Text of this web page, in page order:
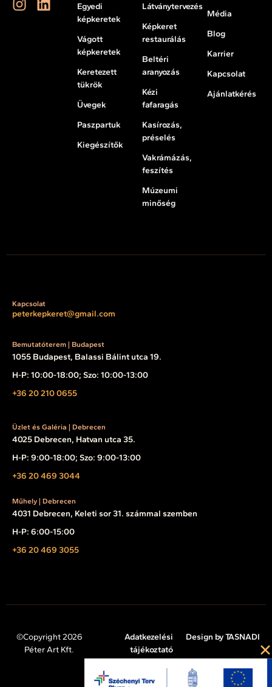
Egyedi
képkeretek
Vágott
képkeretek
Keretezett
tükrök
Üvegek
Paszpartuk
Kiegészítők
Látványtervezés
Képkeret
restaurálás
Beltéri
aranyozás
Kézi
fafaragás
Kasírozás,
préselés
Vakrámázás,
feszítés
Múzeumi
minőség
Média
Blog
Karrier
Kapcsolat
Ajánlatkérés
Kapcsolat
peterkepkeret@gmail.com
Bemutatóterem | Budapest
1055 Budapest, Balassi Bálint utca 19.
H-P: 10:00-18:00; Szo: 10:00-13:00
+36 20 210 0655
Üzlet és Galéria | Debrecen
4025 Debrecen, Hatvan utca 35.
H-P: 9:00-18:00; Szo: 9:00-13:00
+36 20 469 3044
Műhely | Debrecen
4031 Debrecen, Keleti sor 31. számmal szemben
H-P: 6:00-15:00
+36 20 469 3055
©Copyright 2026
Péter Art Kft.
Adatkezelési
tájékoztató
Cookie tájékoztató
Design by TASNADI